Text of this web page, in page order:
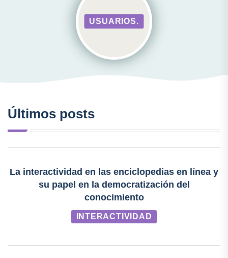
USUARIOS.
Últimos posts
La interactividad en las enciclopedias en línea y
su papel en la democratización del
conocimiento
INTERACTIVIDAD